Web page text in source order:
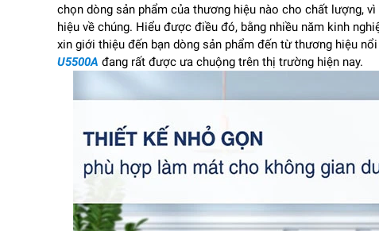
chọn dòng sản phẩm của thương hiệu nào cho chất lượng,
hiệu về chúng. Hiểu được điều đó, bằng nhiều năm kinh
xin giới thiệu đến bạn dòng sản phẩm đến từ thương hiệu
U5500A đang rất được ưa chuộng trên thị trường hiện nay.